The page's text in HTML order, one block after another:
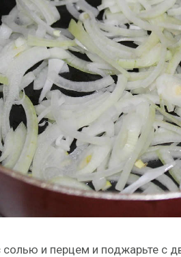
солью и перцем и поджарьте с